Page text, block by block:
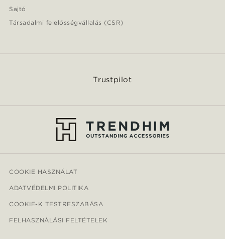
Sajtó
Társadalmi felelősségvállalás (CSR)
Trustpilot
COOKIE HASZNÁLAT
ADATVÉDELMI POLITIKA
COOKIE-K TESTRESZABÁSA
FELHASZNÁLÁSI FELTÉTELEK